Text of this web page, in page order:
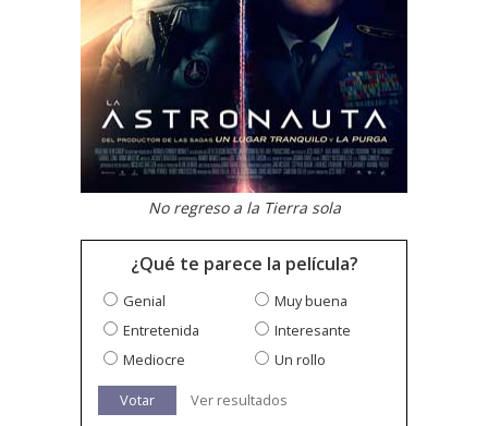
No regreso a la Tierra sola
¿Qué te parece la película?
Genial
Muy buena
Entretenida
Interesante
Mediocre
Un rollo
Votar Ver resultados